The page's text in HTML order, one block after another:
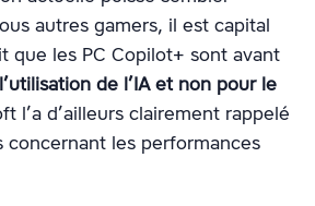
autres gamers, il est capital
que les PC Copilot+ sont avant
l’utilisation de l’IA et non pour le
l’a d’ailleurs clairement rappelé
concernant les performances